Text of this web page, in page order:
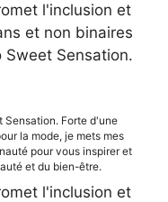
l'inclusion et
et non binaires
Sweet Sensation.
Sensation. Forte d'une
la mode, je mets mes
pour vous inspirer et
et du bien-être.
l'inclusion et